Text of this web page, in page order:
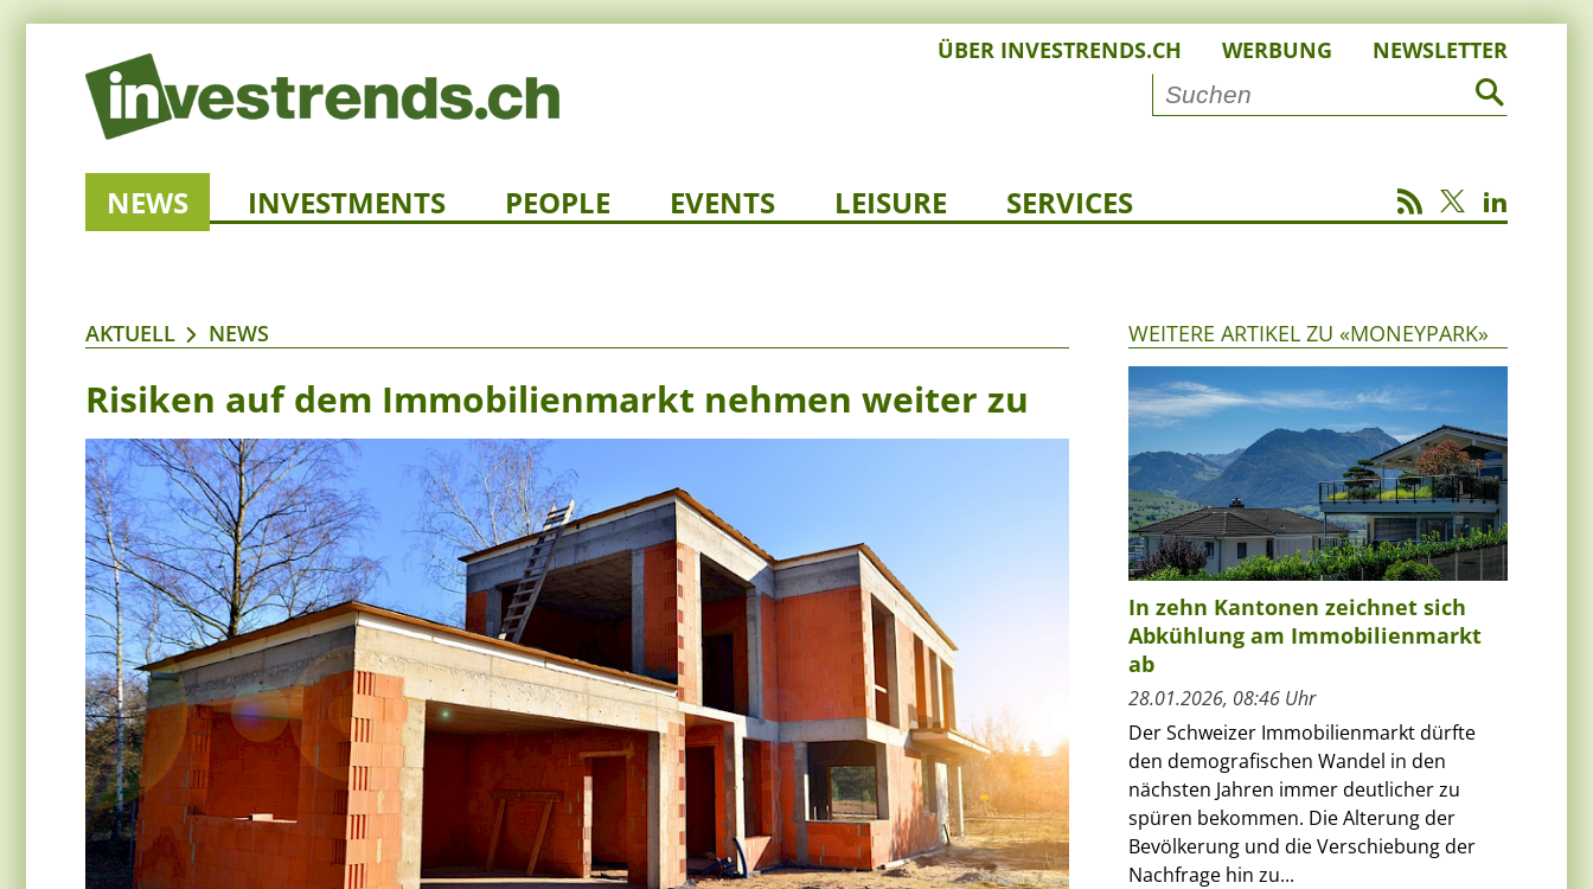
ÜBER INVESTRENDS.CH WERBUNG NEWSLETTER
NEWS INVESTMENTS PEOPLE EVENTS LEISURE SERVICES
AKTUELL NEWS
Risiken auf dem Immobilienmarkt nehmen weiter zu
WEITERE ARTIKEL ZU «MONEYPARK»
In zehn Kantonen zeichnet sich
Abkühlung am Immobilienmarkt
ab
28.01.2026, 08:46 Uhr
Der Schweizer Immobilienmarkt dürfte
den demografischen Wandel in den
nächsten Jahren immer deutlicher zu
spüren bekommen. Die Alterung der
Bevölkerung und die Verschiebung der
Nachfrage hin zu...